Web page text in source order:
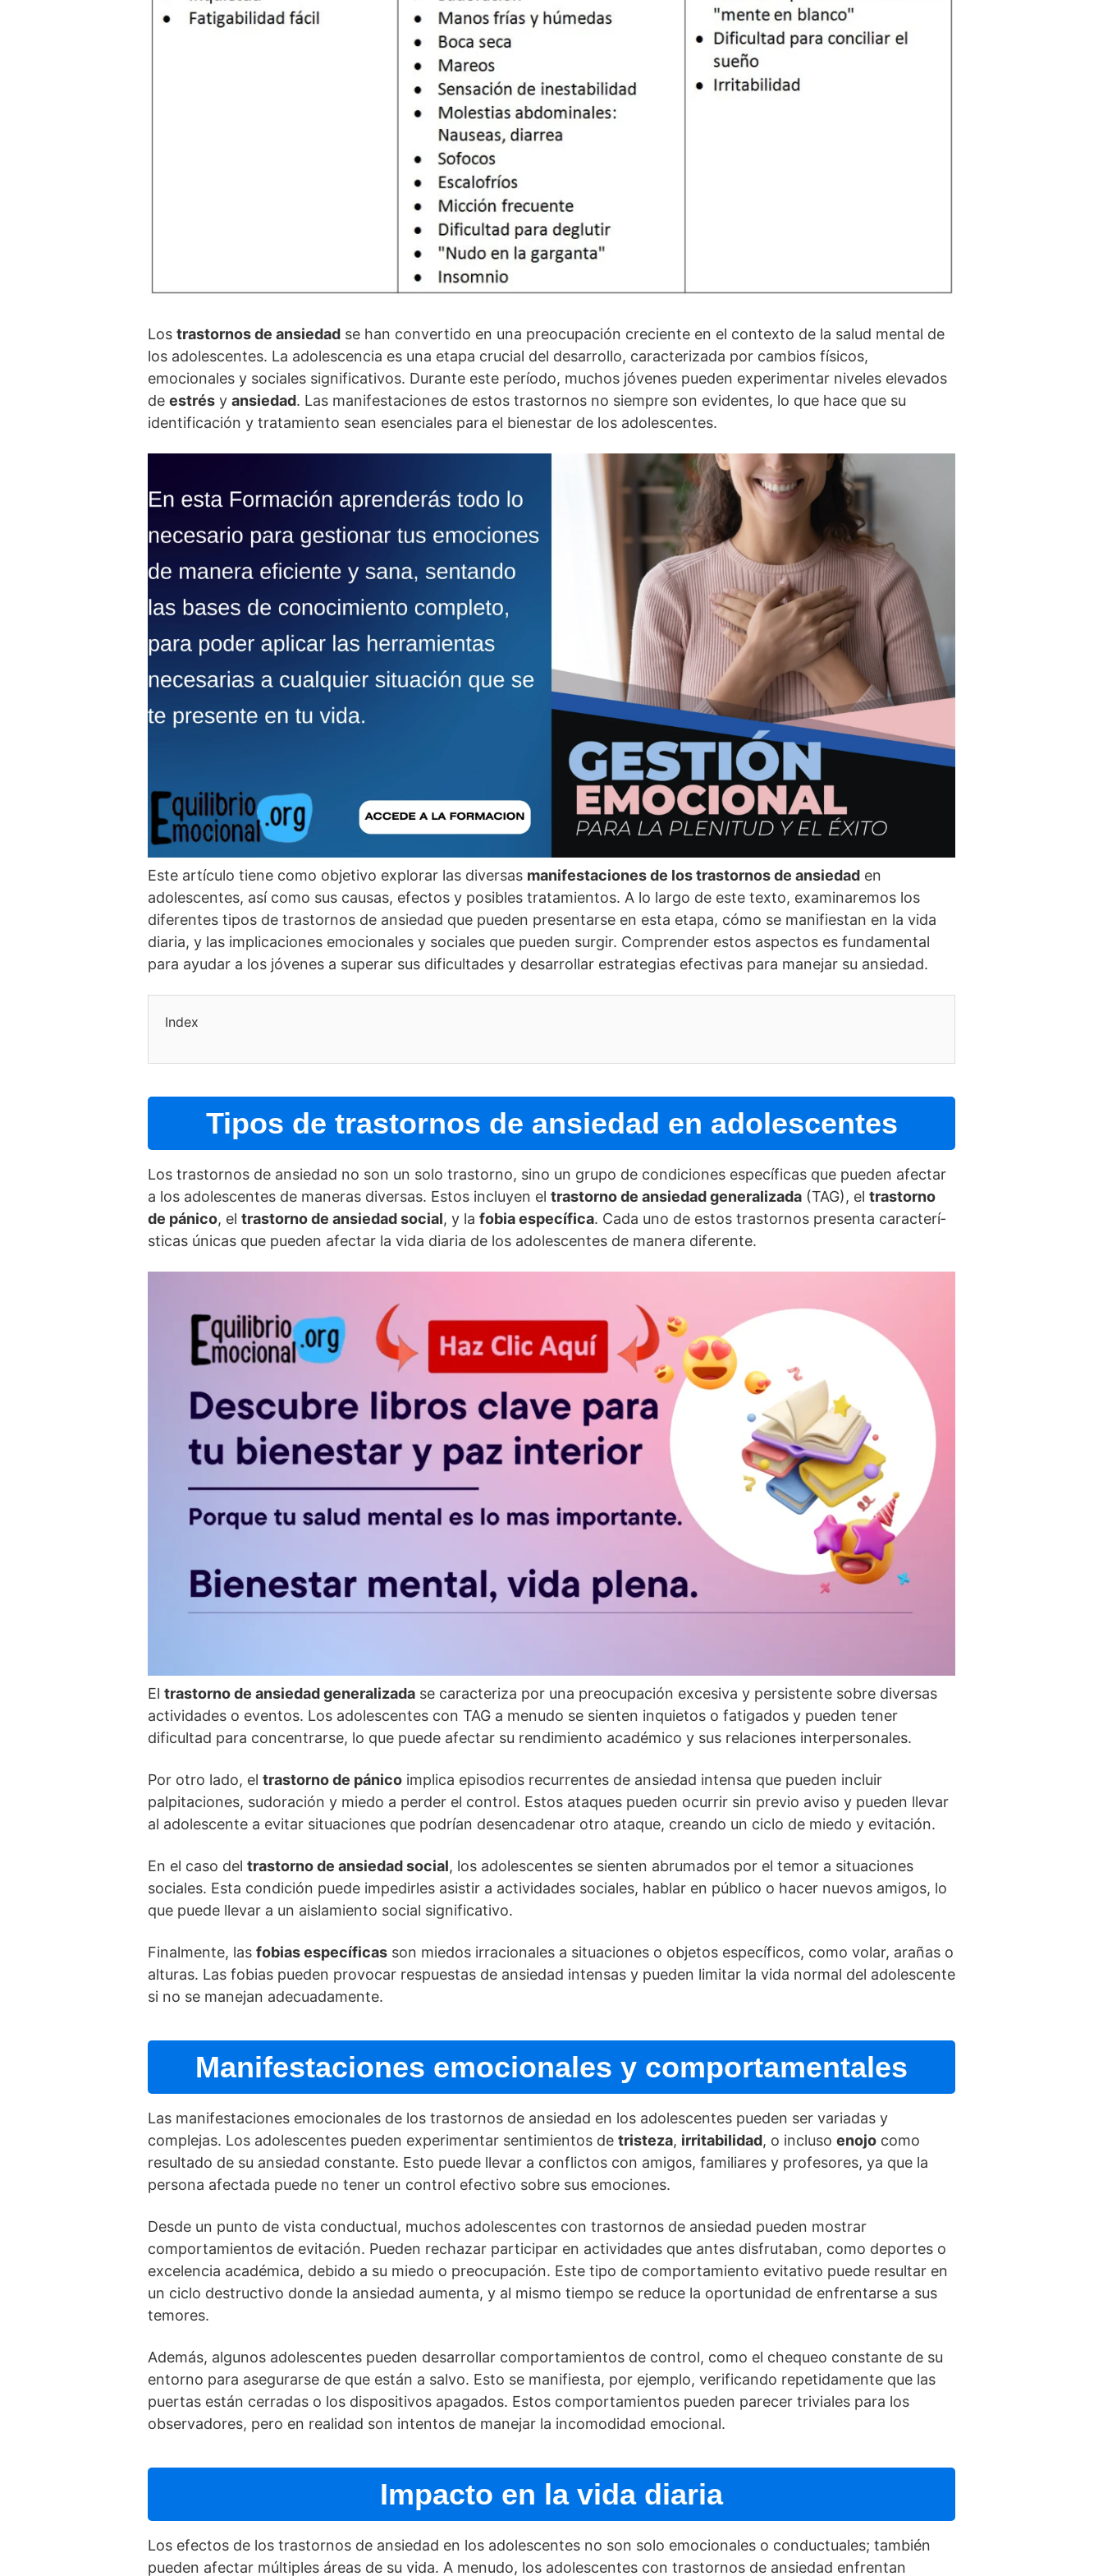
Los trastornos de ansiedad se han convertido en una preocupación creciente en el contexto de la salud mental de
los adolescentes. La adolescencia es una etapa crucial del desarrollo, caracterizada por cambios fí­sicos,
emocionales y sociales significativos. Durante este perí­odo, muchos jóvenes pueden experimentar niveles elevados
de estrés y ansiedad. Las manifestaciones de estos trastornos no siempre son evidentes, lo que hace que su
identificación y tratamiento sean esenciales para el bienestar de los adolescentes.
Este artí­culo tiene como objetivo explorar las diversas manifestaciones de los trastornos de ansiedad en
adolescentes, así­ como sus causas, efectos y posibles tratamientos. A lo largo de este texto, examinaremos los
diferentes tipos de trastornos de ansiedad que pueden presentarse en esta etapa, cómo se manifiestan en la vida
diaria, y las implicaciones emocionales y sociales que pueden surgir. Comprender estos aspectos es fundamental
para ayudar a los jóvenes a superar sus dificultades y desarrollar estrategias efectivas para manejar su ansiedad.
Index
Tipos de trastornos de ansiedad en adolescentes
Los trastornos de ansiedad no son un solo trastorno, sino un grupo de condiciones especí­ficas que pueden afectar
a los adolescentes de maneras diversas. Estos incluyen el trastorno de ansiedad generalizada (TAG), el trastorno
de pánico, el trastorno de ansiedad social, y la fobia especí­fica. Cada uno de estos trastornos presenta caracterí­
sticas únicas que pueden afectar la vida diaria de los adolescentes de manera diferente.
El trastorno de ansiedad generalizada se caracteriza por una preocupación excesiva y persistente sobre diversas
actividades o eventos. Los adolescentes con TAG a menudo se sienten inquietos o fatigados y pueden tener
dificultad para concentrarse, lo que puede afectar su rendimiento académico y sus relaciones interpersonales.
Por otro lado, el trastorno de pánico implica episodios recurrentes de ansiedad intensa que pueden incluir
palpitaciones, sudoración y miedo a perder el control. Estos ataques pueden ocurrir sin previo aviso y pueden llevar
al adolescente a evitar situaciones que podrí­an desencadenar otro ataque, creando un ciclo de miedo y evitación.
En el caso del trastorno de ansiedad social, los adolescentes se sienten abrumados por el temor a situaciones
sociales. Esta condición puede impedirles asistir a actividades sociales, hablar en público o hacer nuevos amigos, lo
que puede llevar a un aislamiento social significativo.
Finalmente, las fobias especí­ficas son miedos irracionales a situaciones o objetos especí­ficos, como volar, arañas o
alturas. Las fobias pueden provocar respuestas de ansiedad intensas y pueden limitar la vida normal del adolescente
si no se manejan adecuadamente.
Manifestaciones emocionales y comportamentales
Las manifestaciones emocionales de los trastornos de ansiedad en los adolescentes pueden ser variadas y
complejas. Los adolescentes pueden experimentar sentimientos de tristeza, irritabilidad, o incluso enojo como
resultado de su ansiedad constante. Esto puede llevar a conflictos con amigos, familiares y profesores, ya que la
persona afectada puede no tener un control efectivo sobre sus emociones.
Desde un punto de vista conductual, muchos adolescentes con trastornos de ansiedad pueden mostrar
comportamientos de evitación. Pueden rechazar participar en actividades que antes disfrutaban, como deportes o
excelencia académica, debido a su miedo o preocupación. Este tipo de comportamiento evitativo puede resultar en
un ciclo destructivo donde la ansiedad aumenta, y al mismo tiempo se reduce la oportunidad de enfrentarse a sus
temores.
Además, algunos adolescentes pueden desarrollar comportamientos de control, como el chequeo constante de su
entorno para asegurarse de que están a salvo. Esto se manifiesta, por ejemplo, verificando repetidamente que las
puertas están cerradas o los dispositivos apagados. Estos comportamientos pueden parecer triviales para los
observadores, pero en realidad son intentos de manejar la incomodidad emocional.
Impacto en la vida diaria
Los efectos de los trastornos de ansiedad en los adolescentes no son solo emocionales o conductuales; también
pueden afectar múltiples áreas de su vida. A menudo, los adolescentes con trastornos de ansiedad enfrentan